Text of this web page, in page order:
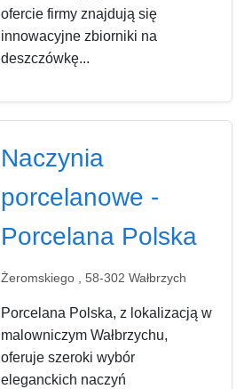
ofercie firmy znajdują się
innowacyjne zbiorniki na
deszczówkę...
Naczynia
porcelanowe -
Porcelana Polska
Żeromskiego , 58-302 Wałbrzych
Porcelana Polska, z lokalizacją w
malowniczym Wałbrzychu,
oferuje szeroki wybór
eleganckich naczyń